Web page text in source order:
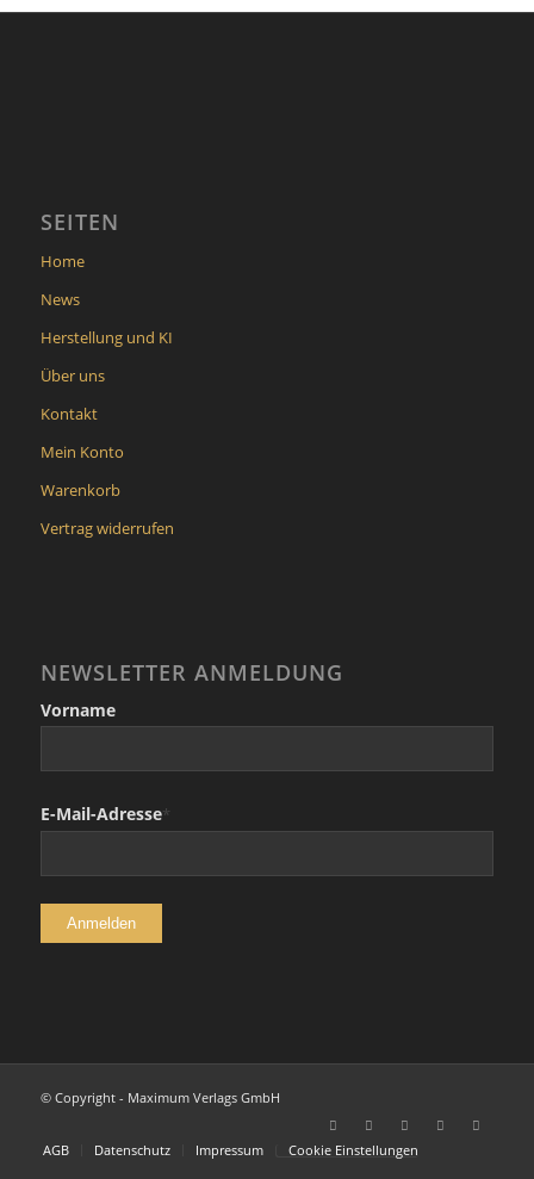
SEITEN
Home
News
Herstellung und KI
Über uns
Kontakt
Mein Konto
Warenkorb
Vertrag widerrufen
NEWSLETTER ANMELDUNG
Vorname
E-Mail-Adresse*
© Copyright - Maximum Verlags GmbH
AGB Datenschutz Impressum Cookie Einstellungen